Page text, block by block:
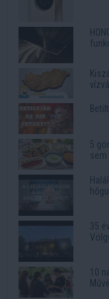
5
35
10